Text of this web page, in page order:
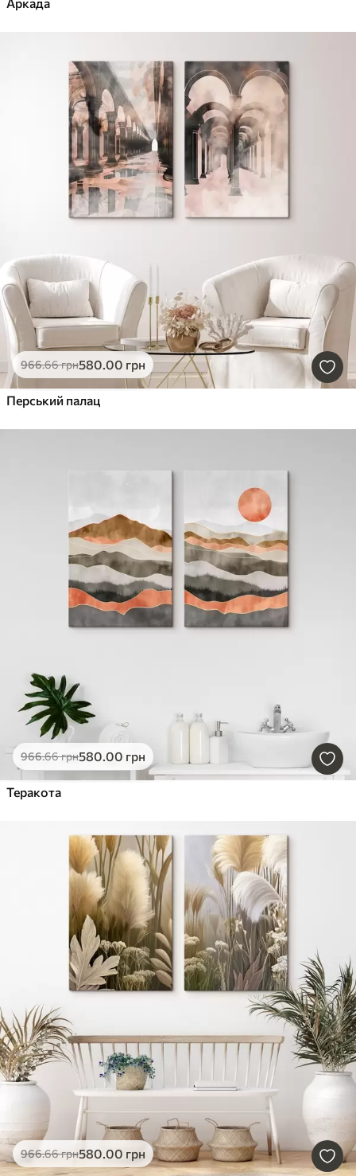
966.66грн580.00 грн
Перський палац
966.66грн580.00 грн
Теракота
966.66грн580.00 грн